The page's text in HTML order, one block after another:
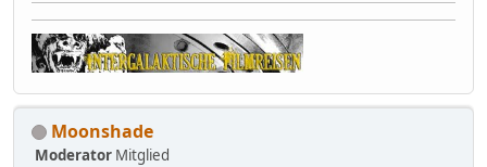
Moonshade
Moderator Mitglied